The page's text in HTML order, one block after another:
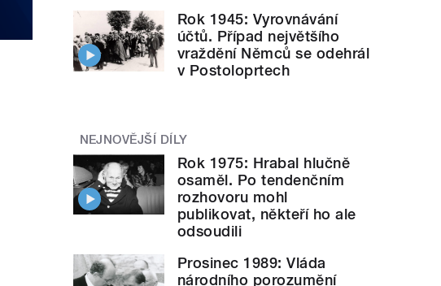
Rok 1945: Vyrovnávání
účtů. Případ největšího
vraždění Němců se odehrál
v Postoloprtech
NEJNOVĚJŠÍ DÍLY
Rok 1975: Hrabal hlučně
osaměl. Po tendenčním
rozhovoru mohl
publikovat, někteří ho ale
odsoudili
Prosinec 1989: Vláda
národního porozumění